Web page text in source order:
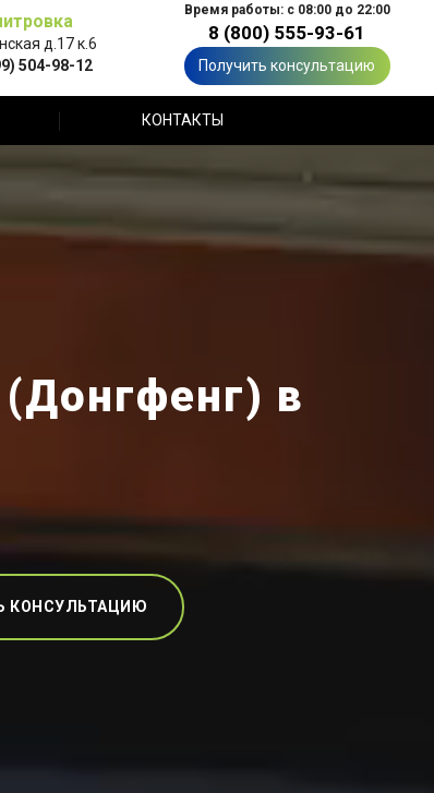
д.17 к.6
504-98-12
Время работы: с 08:00 до 22:00
8 (800) 555-93-61
Получить консультацию
КОНТАКТЫ
в
КОНСУЛЬТАЦИЮ